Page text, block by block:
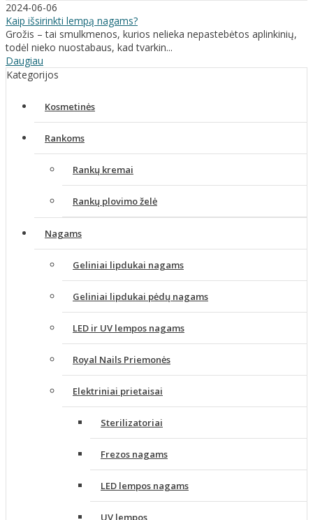
2024-06-06
Kaip išsirinkti lempą nagams?
Grožis – tai smulkmenos, kurios nelieka nepastebėtos aplinkinių,
todėl nieko nuostabaus, kad tvarkin...
Daugiau
Kategorijos
Kosmetinės
Rankoms
Rankų kremai
Rankų plovimo želė
Nagams
Geliniai lipdukai nagams
Geliniai lipdukai pėdų nagams
LED ir UV lempos nagams
Royal Nails Priemonės
Elektriniai prietaisai
Sterilizatoriai
Frezos nagams
LED lempos nagams
UV lempos